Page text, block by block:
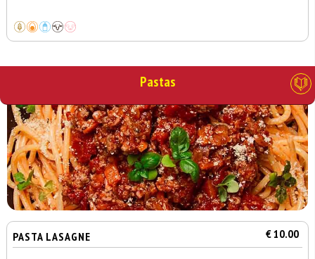
Pastas
PASTA LASAGNE € 10.00